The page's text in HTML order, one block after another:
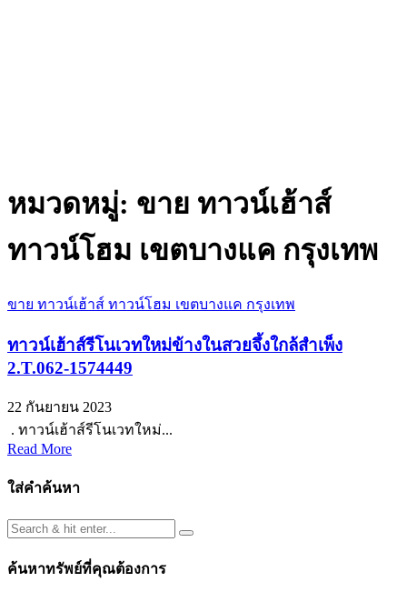
หมวดหมู่: ขาย ทาวน์เฮ้าส์
ทาวน์โฮม เขตบางแค กรุงเทพ
ขาย ทาวน์เฮ้าส์ ทาวน์โฮม เขตบางแค กรุงเทพ
ทาวน์เฮ้าส์รีโนเวทใหม่ข้างในสวยจึ้งใกล้สำเพ็ง
2.T.062-1574449
22 กันยายน 2023
. ทาวน์เฮ้าส์รีโนเวทใหม่...
Read More
ใส่คำค้นหา
ค้นหาทรัพย์ที่คุณต้องการ